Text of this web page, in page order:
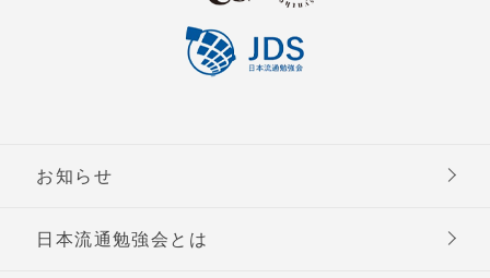
お知らせ
日本流通勉強会とは